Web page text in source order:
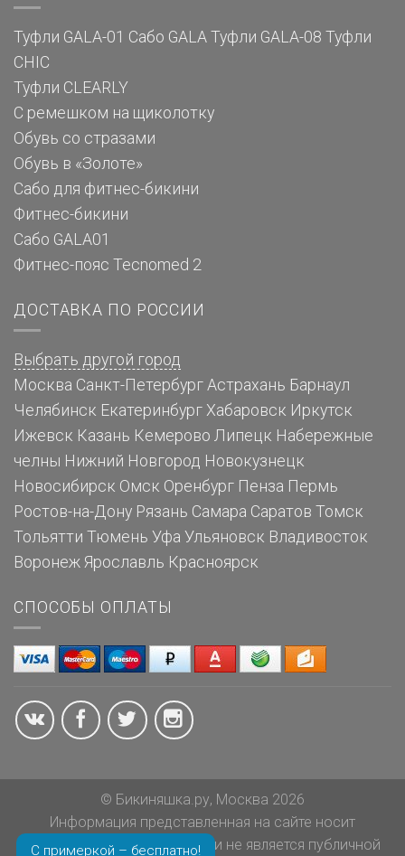
Туфли GALA-01 Сабо GALA Туфли GALA-08 Туфли
CHIC
Туфли CLEARLY
С ремешком на щиколотку
Обувь со стразами
Обувь в «Золоте»
Сабо для фитнес-бикини
Фитнес-бикини
Сабо GALA01
Фитнес-пояс Tecnomed 2
ДОСТАВКА ПО РОССИИ
Выбрать другой город
Москва Санкт-Петербург Астрахань Барнаул
Челябинск Екатеринбург Хабаровск Иркутск
Ижевск Казань Кемерово Липецк Набережные
челны Нижний Новгород Новокузнецк
Новосибирск Омск Оренбург Пенза Пермь
Ростов-на-Дону Рязань Самара Саратов Томск
Тольятти Тюмень Уфа Ульяновск Владивосток
Воронеж Ярославль Красноярск
СПОСОБЫ ОПЛАТЫ
С примеркой – бесплатно!
© Бикиняшка.ру, Москва 2026
Информация представленная на сайте носит
ознакомительный характер и не является публичной